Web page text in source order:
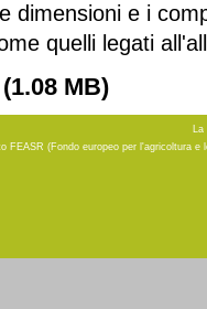
dimensioni e i
quelli legati
(1.08 MB)
La
FEASR (Fondo europeo per l'agricoltura